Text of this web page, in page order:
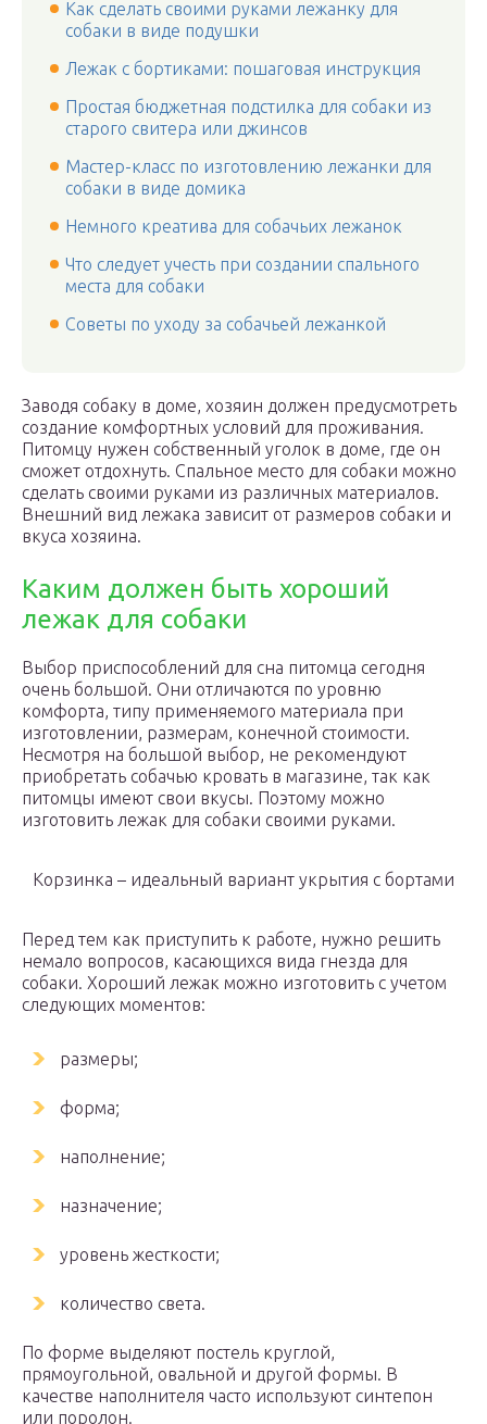
Как сделать своими руками лежанку для
собаки в виде подушки
Лежак с бортиками: пошаговая инструкция
Простая бюджетная подстилка для собаки из
старого свитера или джинсов
Мастер-класс по изготовлению лежанки для
собаки в виде домика
Немного креатива для собачьих лежанок
Что следует учесть при создании спального
места для собаки
Советы по уходу за собачьей лежанкой
Заводя собаку в доме, хозяин должен предусмотреть
создание комфортных условий для проживания.
Питомцу нужен собственный уголок в доме, где он
сможет отдохнуть. Спальное место для собаки можно
сделать своими руками из различных материалов.
Внешний вид лежака зависит от размеров собаки и
вкуса хозяина.
Каким должен быть хороший
лежак для собаки
Выбор приспособлений для сна питомца сегодня
очень большой. Они отличаются по уровню
комфорта, типу применяемого материала при
изготовлении, размерам, конечной стоимости.
Несмотря на большой выбор, не рекомендуют
приобретать собачью кровать в магазине, так как
питомцы имеют свои вкусы. Поэтому можно
изготовить лежак для собаки своими руками.
Корзинка – идеальный вариант укрытия с бортами
Перед тем как приступить к работе, нужно решить
немало вопросов, касающихся вида гнезда для
собаки. Хороший лежак можно изготовить с учетом
следующих моментов:
размеры;
форма;
наполнение;
назначение;
уровень жесткости;
количество света.
По форме выделяют постель круглой,
прямоугольной, овальной и другой формы. В
качестве наполнителя часто используют синтепон
или поролон.